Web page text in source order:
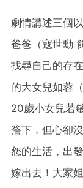
劇情講述三個
爸爸（寇世勳
找尋自己的存
的大女兒如蓉
20歲小女兒若
簷下，但心卻
怨的生活，出
嫁出去！大家